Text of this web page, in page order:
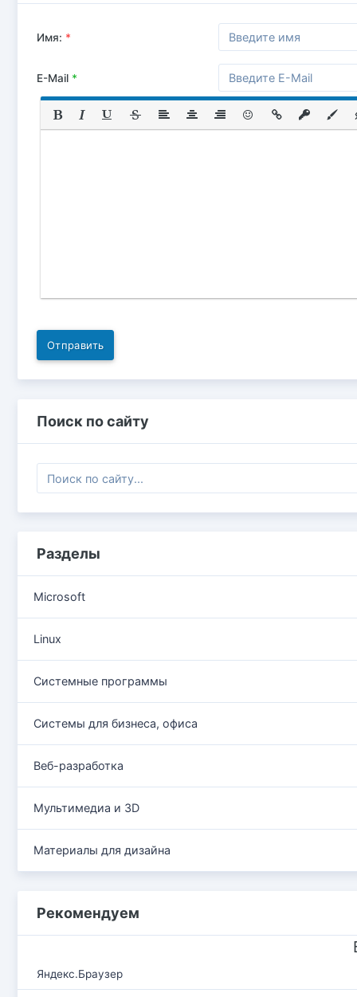
Имя: *
E-Mail *
Отправить
Поиск по сайту
Разделы
Microsoft
Linux
Системные программы
Системы для бизнеса, офиса
Веб-разработка
Мультимедиа и 3D
Материалы для дизайна
Рекомендуем
Яндекс.Браузер